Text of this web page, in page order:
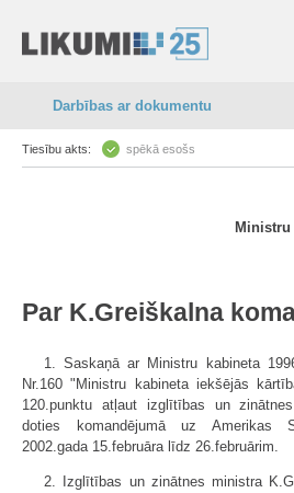
Darbības ar dokumentu
Tiesību akts: spēkā esošs
Par K.Greiškalna
1. Saskaņā ar Ministru kabineta
Nr.160 "Ministru kabineta iekšējās
120.punktu atļaut izglītības un
doties komandējumā uz Amerikas
2002.gada 15.februāra līdz 26.februārim.
2. Izglītības un zinātnes ministra